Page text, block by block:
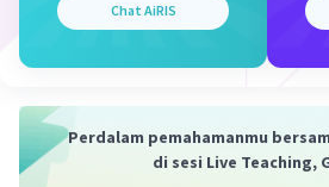
Chat AiRIS
Perdalam pemahamanmu
di sesi Live Teaching,